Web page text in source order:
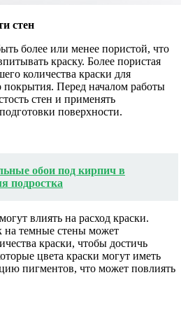
стен
более или менее пористой, что
краску. Более пористая
количества краски для
покрытия. Перед началом работы
стен и применять
поверхности.
обои под кирпич в
подростка
влиять на расход краски.
на темные стены может
краски, чтобы достичь
цвета краски могут иметь
пигментов, что может повлиять